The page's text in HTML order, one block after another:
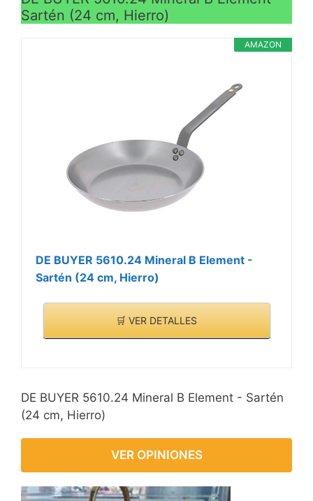
Sartén (24 cm, Hierro)
AMAZON
DE BUYER 5610.24 Mineral B Element -
Sartén (24 cm, Hierro)
🛒 VER DETALLES
DE BUYER 5610.24 Mineral B Element - Sartén
(24 cm, Hierro)
VER OPINIONES